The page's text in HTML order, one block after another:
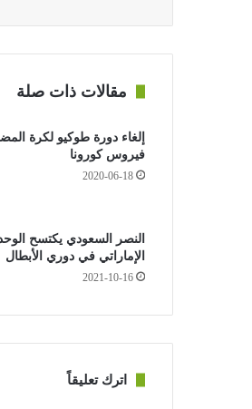
مقالات ذات صلة
إلغاء دورة طوكيو لكرة
فيروس كورونا
2020-06-18
النصر السعودي يكتسح
الإماراتي في دوري الأبطال
2021-10-16
اترك تعليقاً